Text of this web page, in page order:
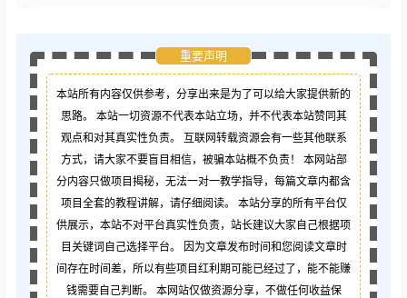
重要声明
本站所有内容仅供参考，分享出来是为了可以给大家提供新的
思路。 本站一切资源不代表本站立场，并不代表本站赞同其
观点和对其真实性负责。 互联网转载资源会有一些其他联系
方式，请大家不要盲目相信，被骗本站概不负责！ 本网站部
分内容只做项目揭秘，无法一对一教学指导，每篇文章内都含
项目全套的教程讲解，请仔细阅读。 本站分享的所有平台仅
供展示，本站不对平台真实性负责，站长建议大家自己根据项
目关键词自己选择平台。 因为文章发布时间和您阅读文章时
间存在时间差，所以有些项目红利期可能已经过了，能不能赚
钱需要自己判断。 本网站仅做资源分享，不做任何收益保